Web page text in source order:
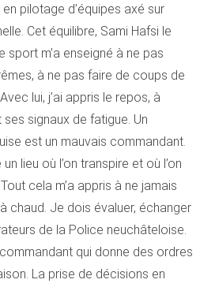
pilotage d’équipes axé sur
Cet équilibre, Sami Hafsi le
sport m’a enseigné à ne pas
à ne pas faire de coups de
lui, j’ai appris le repos, à
signaux de fatigue. Un
est un mauvais commandant.
lieu où l’on transpire et où l’on
cela m’a appris à ne jamais
chaud. Je dois évaluer, échanger
de la Police neuchâteloise.
qui donne des ordres
La prise de décisions en